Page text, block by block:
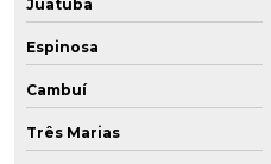
Juatuba
Espinosa
Cambuí
Três Marias